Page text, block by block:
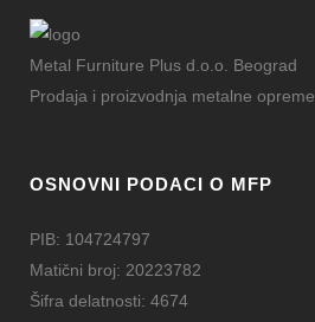
Metal Furniture Plus d.o.o. Beograd
Prodaja i proizvodnja metalne opreme
OSNOVNI PODACI O MFP
PIB: 104724797
Matični broj: 20223782
Šifra delatnosti: 4674